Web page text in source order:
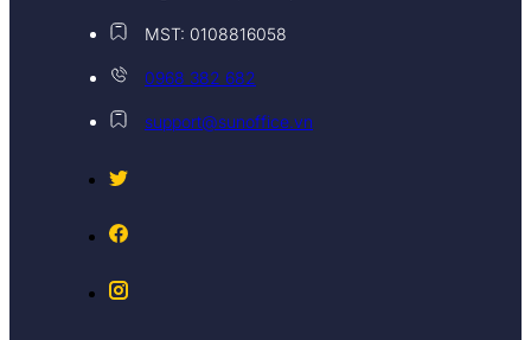
MST: 0108816058
0968 382 682
support@sunoffice.vn